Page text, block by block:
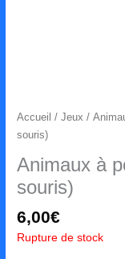
Accueil /Jeux /
souris)
Animaux à
souris)
6,00€
Rupture de stock